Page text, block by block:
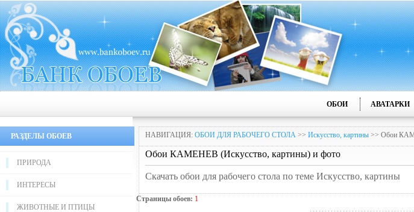
ОБОИ АВАТАРКИ
РАЗДЕЛЫ ОБОЕВ
ПРИРОДА
ИНТЕРЕСЫ
ЖИВОТНЫЕ И ПТИЦЫ
НАВИГАЦИЯ: ОБОИ ДЛЯ РАБОЧЕГО СТОЛА >> Искусство, картины >> Обои
Обои КАМЕНЕВ (Искусство, картины) и фото
Скачать обои для рабочего стола по теме Искусство, картины
Страницы обоев: 1